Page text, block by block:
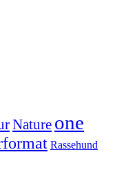
Nature one
Rassehund